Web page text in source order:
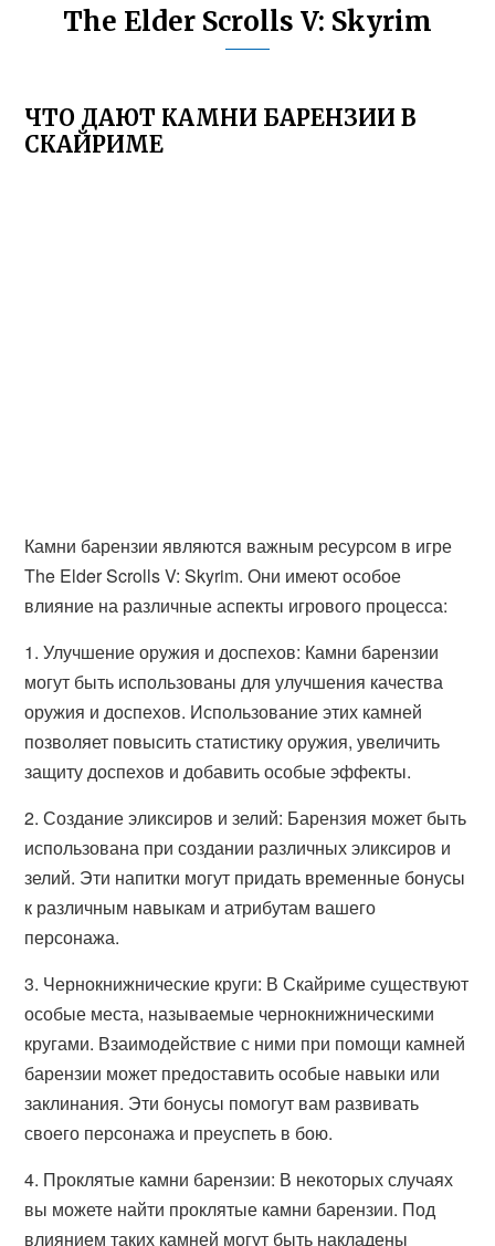
The Elder Scrolls V: Skyrim
ЧТО ДАЮТ КАМНИ БАРЕНЗИИ В
СКАЙРИМЕ
Камни барензии являются важным ресурсом в игре
The Elder Scrolls V: Skyrim. Они имеют особое
влияние на различные аспекты игрового процесса:
1. Улучшение оружия и доспехов: Камни барензии
могут быть использованы для улучшения качества
оружия и доспехов. Использование этих камней
позволяет повысить статистику оружия, увеличить
защиту доспехов и добавить особые эффекты.
2. Создание эликсиров и зелий: Барензия может быть
использована при создании различных эликсиров и
зелий. Эти напитки могут придать временные бонусы
к различным навыкам и атрибутам вашего
персонажа.
3. Чернокнижнические круги: В Скайриме существуют
особые места, называемые чернокнижническими
кругами. Взаимодействие с ними при помощи камней
барензии может предоставить особые навыки или
заклинания. Эти бонусы помогут вам развивать
своего персонажа и преуспеть в бою.
4. Проклятые камни барензии: В некоторых случаях
вы можете найти проклятые камни барензии. Под
влиянием таких камней могут быть накладены